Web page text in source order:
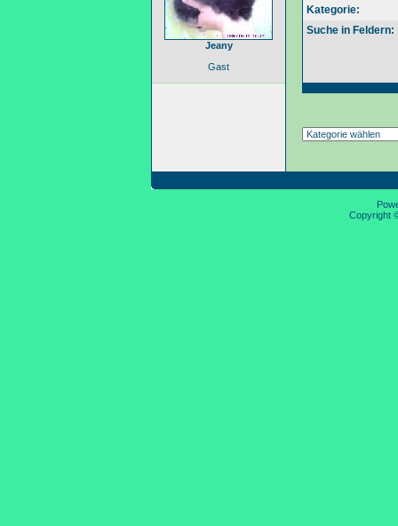
Jeany
Gast
Kategorie:
Suche in Feldern:
Copyright